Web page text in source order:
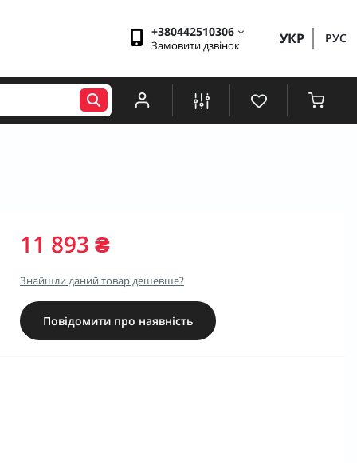
+380442510306
Замовити дзвінок УКР РУС
11 893 ₴
Знайшли даний товар дешевше?
Повідомити про наявність